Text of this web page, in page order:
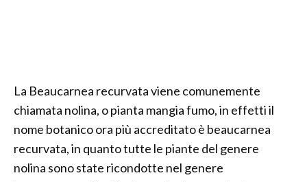
La Beaucarnea recurvata viene comunemente
chiamata nolina, o pianta mangia fumo, in effetti il
nome botanico ora più accreditato è beaucarnea
recurvata, in quanto tutte le piante del genere
nolina sono state ricondotte nel genere